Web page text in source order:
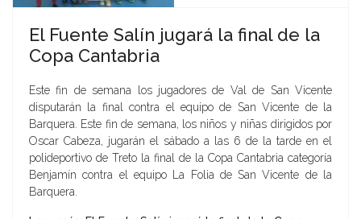
El Fuente Salí­n jugará la final de la
Copa Cantabria
Este fin de semana los jugadores de Val de San Vicente
disputarán la final contra el equipo de San Vicente de la
Barquera. Este fin de semana, los niños y niñas dirigidos por
Oscar Cabeza, jugarán el sábado a las 6 de la tarde en el
polideportivo de Treto la final de la Copa Cantabria categoría
Benjamín contra el equipo La Folia de San Vicente de la
Barquera.